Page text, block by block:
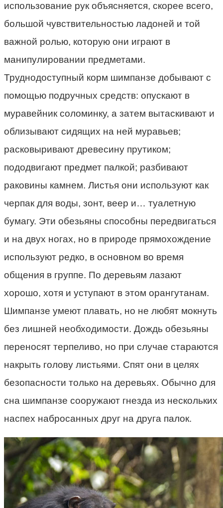
использование рук объясняется, скорее всего,
большой чувствительностью ладоней и той
важной ролью, которую они играют в
манипулировании предметами.
Труднодоступный корм шимпанзе добывают с
помощью подручных средств: опускают в
муравейник соломинку, а затем вытаскивают и
облизывают сидящих на ней муравьев;
расковыривают древесину прутиком;
пододвигают предмет палкой; разбивают
раковины камнем. Листья они используют как
черпак для воды, зонт, веер и… туалетную
бумагу. Эти обезьяны способны передвигаться
и на двух ногах, но в природе прямохождение
используют редко, в основном во время
общения в группе. По деревьям лазают
хорошо, хотя и уступают в этом орангутанам.
Шимпанзе умеют плавать, но не любят мокнуть
без лишней необходимости. Дождь обезьяны
переносят терпеливо, но при случае стараются
накрыть голову листьями. Спят они в целях
безопасности только на деревьях. Обычно для
сна шимпанзе сооружают гнезда из нескольких
наспех набросанных друг на друга палок.